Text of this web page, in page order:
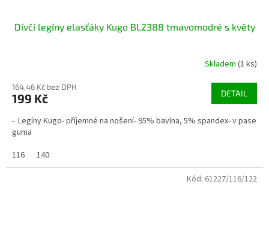
Dívčí legíny elasťáky Kugo BL2388 tmavomodré s květy
Skladem (1 ks)
164,46 Kč bez DPH
199 Kč DETAIL
- Legíny Kugo- příjemné na nošení- 95% bavlna, 5% spandex- v pase
guma
116
140
Kód: 61227/116/122